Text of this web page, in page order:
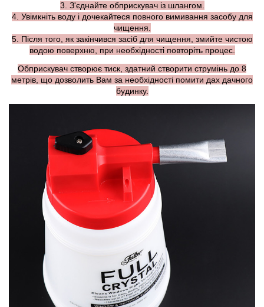
3. З'єднайте обприскувач із шлангом.
4. Увімкніть воду і дочекайтеся повного вимивання засобу для
чищення.
5. Після того, як закінчився засіб для чищення, змийте чистою
водою поверхню, при необхідності повторіть процес.
Обприскувач створює тиск, здатний створити струмінь до 8
метрів, що дозволить Вам за необхідності помити дах дачного
будинку.